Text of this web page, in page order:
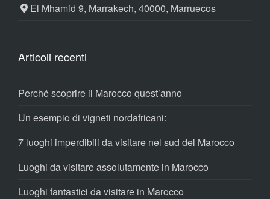
El Mhamid 9, Marrakech, 40000, Marruecos
Articoli recenti
Perché scoprire il Marocco quest’anno
Un esempio di vigneti nordafricani:
7 luoghi imperdibili da visitare nel sud del Marocco
Luoghi da visitare assolutamente in Marocco
Luoghi fantastici da visitare in Marocco